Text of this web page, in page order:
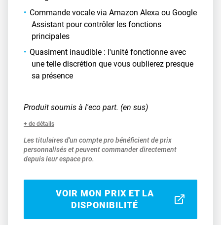
Commande vocale via Amazon Alexa ou Google
Assistant pour contrôler les fonctions
principales
Quasiment inaudible : l'unité fonctionne avec
une telle discrétion que vous oublierez presque
sa présence
Produit soumis à l'eco part. (en sus)
+ de détails
Les titulaires d'un compte pro bénéficient de prix
personnalisés et peuvent commander directement
depuis leur espace pro.
VOIR MON PRIX ET LA
DISPONIBILITÉ